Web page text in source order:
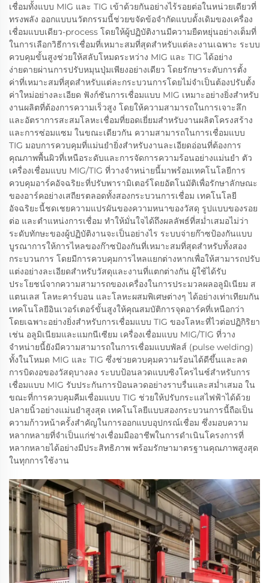
เชื่อมทั้งแบบ MIG และ TIG เข้าด้วยกันอย่างไร้รอยต่อในหน่วยเดียวที่
ทรงพลัง ออกแบบนวัตกรรมนี้ช่วยขจัดข้อจำกัดแบบดั้งเดิมของเครื่อง
เชื่อมแบบเดียว-process โดยให้ผู้ปฏิบัติงานมีความยืดหยุ่นอย่างเต็มที่
ในการเลือกวิธีการเชื่อมที่เหมาะสมที่สุดสำหรับแต่ละงานเฉพาะ ระบบ
ควบคุมขั้นสูงช่วยให้สลับโหมดระหว่าง MIG และ TIG ได้อย่าง
ง่ายดายผ่านการปรับหมุนปุ่มเพียงอย่างเดียว โดยรักษาระดับการตั้ง
ค่าที่เหมาะสมที่สุดสำหรับแต่ละกระบวนการโดยไม่จำเป็นต้องปรับตั้ง
ค่าใหม่อย่างละเอียด ฟังก์ชันการเชื่อมแบบ MIG เหมาะอย่างยิ่งสำหรับ
งานผลิตที่ต้องการความเร็วสูง โดยให้ความสามารถในการเจาะลึก
และอัตราการสะสมโลหะเชื่อมที่ยอดเยี่ยมสำหรับงานผลิตโครงสร้าง
และการซ่อมแซม ในขณะเดียวกัน ความสามารถในการเชื่อมแบบ
TIG มอบการควบคุมที่แม่นยำยิ่งสำหรับงานละเอียดอ่อนที่ต้องการ
คุณภาพพื้นผิวที่เหนือระดับและการจัดการความร้อนอย่างแม่นยำ ตัว
เครื่องเชื่อมแบบ MIG/TIG ที่วางจำหน่ายนี้มาพร้อมเทคโนโลยีการ
ควบคุมอาร์คอัจฉริยะที่ปรับพารามิเตอร์โดยอัตโนมัติเพื่อรักษาลักษณะ
ของอาร์คอย่างเสถียรตลอดทั้งสองกระบวนการเชื่อม เทคโนโลยี
อัจฉริยะนี้ชดเชยความแปรผันของความหนาของวัสดุ รูปแบบของรอย
ต่อ และตำแหน่งการเชื่อม ทำให้มั่นใจได้ถึงผลลัพธ์ที่สม่ำเสมอไม่ว่า
ระดับทักษะของผู้ปฏิบัติงานจะเป็นอย่างไร ระบบจ่ายก๊าซป้องกันแบบ
บูรณาการให้การไหลของก๊าซป้องกันที่เหมาะสมที่สุดสำหรับทั้งสอง
กระบวนการ โดยมีการควบคุมการไหลแยกต่างหากเพื่อให้สามารถปรับ
แต่งอย่างละเอียดสำหรับวัสดุและงานที่แตกต่างกัน ผู้ใช้ได้รับ
ประโยชน์จากความสามารถของเครื่องในการประมวลผลอลูมิเนียม ส
แตนเลส โลหะคาร์บอน และโลหะผสมพิเศษต่างๆ ได้อย่างเท่าเทียมกัน
เทคโนโลยีอินเวอร์เตอร์ขั้นสูงให้คุณสมบัติการจุดอาร์คที่เหนือกว่า
โดยเฉพาะอย่างยิ่งสำหรับการเชื่อมแบบ TIG ของโลหะที่ไวต่อปฏิกิริยา
เช่น อลูมิเนียมและแมกนีเซียม เครื่องเชื่อมแบบ MIG/TIG ที่วาง
จำหน่ายนี้ยังมีความสามารถในการเชื่อมแบบพัลส์ (pulse welding)
ทั้งในโหมด MIG และ TIG ซึ่งช่วยควบคุมความร้อนได้ดีขึ้นและลด
การบิดงอของวัสดุบางลง ระบบป้อนลวดแบบซิงโครไนซ์สำหรับการ
เชื่อมแบบ MIG รับประกันการป้อนลวดอย่างราบรื่นและสม่ำเสมอ ใน
ขณะที่การควบคุมคีมเชื่อมแบบ TIG ช่วยให้ปรับกระแสไฟฟ้าได้ด้วย
ปลายนิ้วอย่างแม่นยำสูงสุด เทคโนโลยีแบบสองกระบวนการนี้ถือเป็น
ความก้าวหน้าครั้งสำคัญในการออกแบบอุปกรณ์เชื่อม ซึ่งมอบความ
หลากหลายที่จำเป็นแก่ช่างเชื่อมมืออาชีพในการดำเนินโครงการที่
หลากหลายได้อย่างมีประสิทธิภาพ พร้อมรักษามาตรฐานคุณภาพสูงสุด
ในทุกการใช้งาน